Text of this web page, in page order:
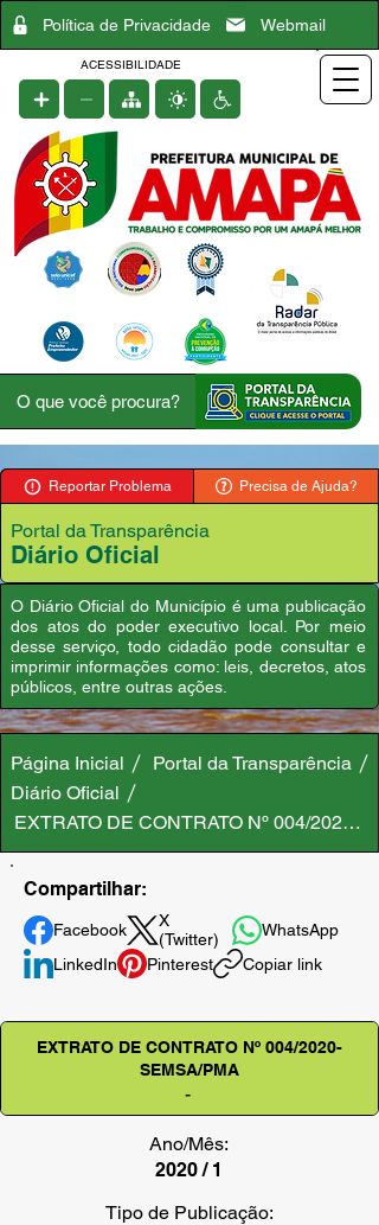
Política de Privacidade Webmail
ACESSIBILIDADE
Reportar Problema Precisa de Ajuda?
Portal da Transparência
Diário Oficial
O Diário Oficial do Município é uma publicação
dos atos do poder executivo local. Por meio
desse serviço, todo cidadão pode consultar e
imprimir informações como: leis, decretos, atos
públicos, entre outras ações.
Página Inicial
Portal da Transparência
Diário Oficial
EXTRATO DE CONTRATO Nº 004/2020-
Compartilhar:
Facebook
X
(Twitter)
WhatsApp
LinkedIn
Pinterest Copiar link
EXTRATO DE CONTRATO Nº 004/2020-
SEMSA/PMA
-
Ano/Mês:
2020 / 1
Tipo de Publicação: